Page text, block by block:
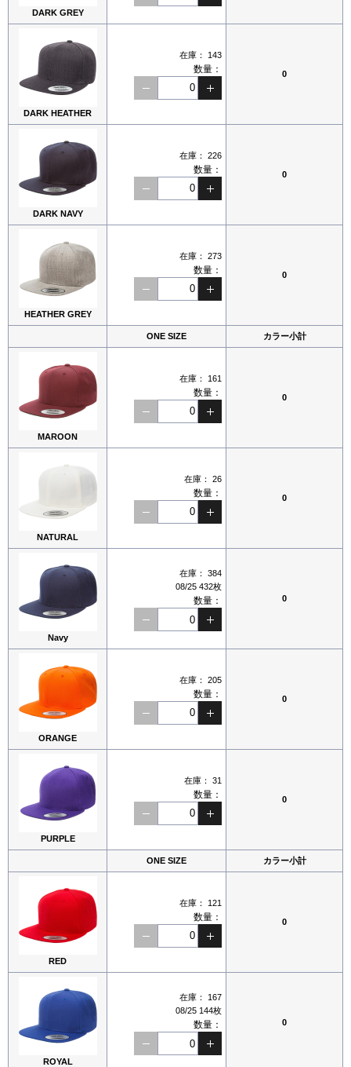
DARK GREY
DARK HEATHER
在庫： 143
数量： 0
DARK NAVY
在庫： 226
数量： 0
HEATHER GREY
在庫： 273
数量： 0
ONE SIZE カラー小計
MAROON
在庫： 161
数量： 0
NATURAL
在庫： 26
数量： 0
Navy
在庫：
384
08/25 432枚
数量： 0
ORANGE
在庫： 205
数量： 0
PURPLE
在庫： 31
数量： 0
ONE SIZE カラー小計
RED
在庫： 121
数量： 0
ROYAL
在庫：
167
08/25 144枚
数量： 0